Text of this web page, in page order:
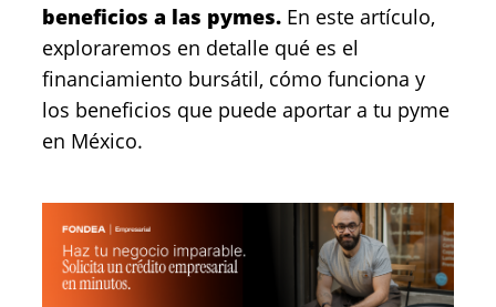
beneficios a las pymes. En este artículo,
exploraremos en detalle qué es el
financiamiento bursátil, cómo funciona y
los beneficios que puede aportar a tu pyme
en México.